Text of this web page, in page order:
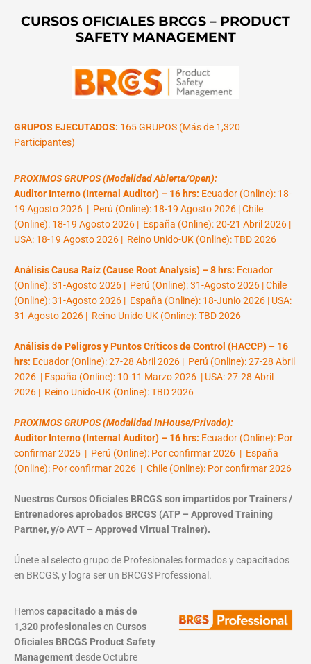
CURSOS OFICIALES BRCGS – PRODUCT
SAFETY MANAGEMENT
GRUPOS EJECUTADOS: 165 GRUPOS (Más de 1,320
Participantes)
PROXIMOS GRUPOS (Modalidad Abierta/Open):
Auditor Interno (Internal Auditor) – 16 hrs: Ecuador (Online): 18-
19 Agosto 2026 | Perú (Online): 18-19 Agosto 2026 | Chile
(Online): 18-19 Agosto 2026 | España (Online): 20-21 Abril 2026 |
USA: 18-19 Agosto 2026 | Reino Unido-UK (Online): TBD 2026
Análisis Causa Raíz (Cause Root Analysis) – 8 hrs: Ecuador
(Online): 31-Agosto 2026 | Perú (Online): 31-Agosto 2026 | Chile
(Online): 31-Agosto 2026 | España (Online): 18-Junio 2026 | USA:
31-Agosto 2026 | Reino Unido-UK (Online): TBD 2026
Análisis de Peligros y Puntos Críticos de Control (HACCP) – 16
hrs: Ecuador (Online): 27-28 Abril 2026 | Perú (Online): 27-28 Abril
2026 | España (Online): 10-11 Marzo 2026 | USA: 27-28 Abril
2026 | Reino Unido-UK (Online): TBD 2026
PROXIMOS GRUPOS (Modalidad InHouse/Privado):
Auditor Interno (Internal Auditor) – 16 hrs: Ecuador (Online): Por
confirmar 2025 | Perú (Online): Por confirmar 2026 | España
(Online): Por confirmar 2026 | Chile (Online): Por confirmar 2026
Nuestros Cursos Oficiales BRCGS son impartidos por Trainers /
Entrenadores aprobados BRCGS (ATP – Approved Training
Partner, y/o AVT – Approved Virtual Trainer).
Únete al selecto grupo de Profesionales formados y capacitados
en BRCGS, y logra ser un BRCGS Professional.
Hemoscapacitado a más de
1,320 profesionalesen Cursos
Oficiales BRCGS Product Safety
Managementdesde Octubre